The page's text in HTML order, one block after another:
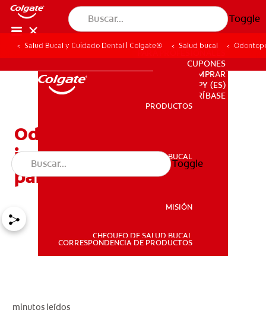
Toggle
PRODUCTOS
SALUD BUCAL
PARA PROFESIONALES
CUPONES
DONDE COMPRAR
PY (ES)
SUSCRÍBASE
PRODUCTOS
SALUD BUCAL
MISIÓN
CHEQUEO DE SALUD BUCAL
CORRESPONDENCIA DE PRODUCTOS
Toggle
Salud Bucal y Cuidado Dental | Colgate® Salud bucal
Odontopediatría:
importancia del dentista
para niños
minutos leídos